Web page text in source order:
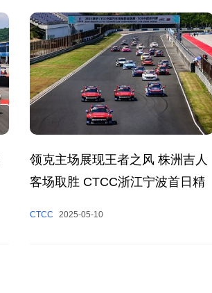
领克主场展现王者之风 株洲吉人
客场取胜 CTCC浙江宁波首日精
CTCC 2025-05-10